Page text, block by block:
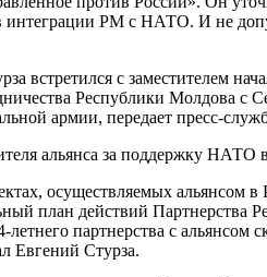
интеграции РМ с НАТО. И не
встретился с заместителем
Республики Молдова
армии, передает пресс-
альянса за поддержку НАТО
осуществляемых
план действий Партнерства
партнерства с
Евгений Стурза.